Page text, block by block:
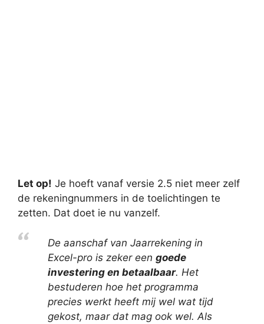
Let op! Je hoeft vanaf versie 2.5 niet meer zelf
de rekeningnummers in de toelichtingen te
zetten. Dat doet ie nu vanzelf.
De aanschaf van Jaarrekening in
Excel-pro is zeker een goede
investering en betaalbaar. Het
bestuderen hoe het programma
precies werkt heeft mij wel wat tijd
gekost, maar dat mag ook wel. Als